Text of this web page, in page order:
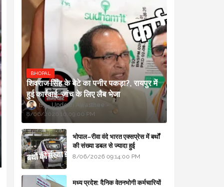
BHOPAL
शिवराज सिंह के बेटे का पनीर पकड़ा?, रायपुर में
हुई कार्रवाई, जांच के लिए लैब भेजा
Updesh Awasthee
8/06/2026 10:09:00 PM
भोपाल–रीवा वंदे भारत एक्सप्रेस में बर्थों
की संख्या डबल से ज्यादा हुई
8/06/2026 09:14:00 PM
मध्य प्रदेश: दैनिक वेतनभोगी कर्मचारियों